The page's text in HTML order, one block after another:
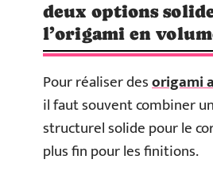
deux options
l’origami en
Pour réaliser desorigami
il faut souvent combiner
structurel solide pour le
plus fin pour les finitions.